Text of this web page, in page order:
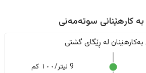
کارهێنانی سوتەمەنی
بەکارهێنان له ڕێگای گشتی
9 لیتر/١٠٠ کم